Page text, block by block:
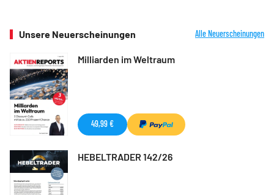
Unsere Neuerscheinungen Alle Neuerscheinungen
Milliarden im Weltraum
49,99 €
HEBELTRADER 142/26